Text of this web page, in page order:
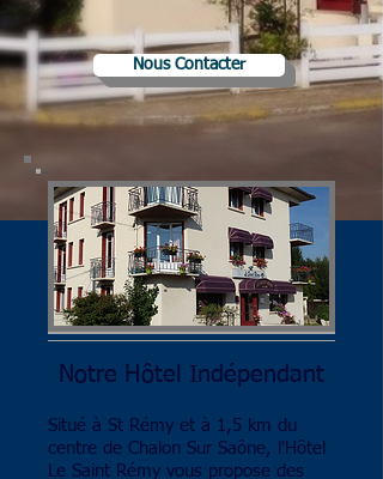
Nous Contacter
Notre Hôtel Indépendant
Situé à St Rémy et à 1,5 km du
centre de Chalon Sur Saône, l'Hôtel
Le Saint Rémy vous propose des